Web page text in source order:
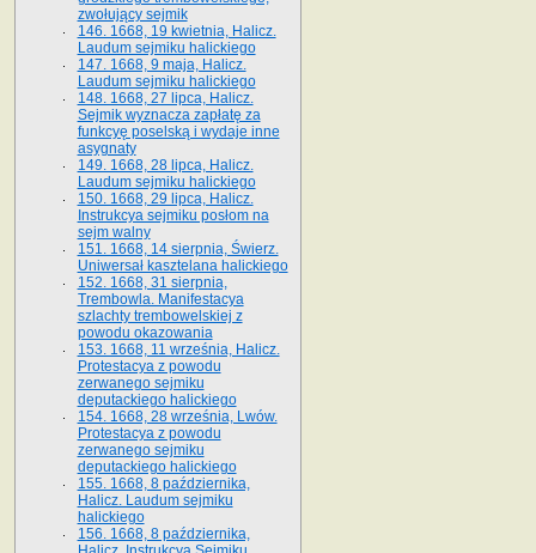
zwołujący sejmik
146. 1668, 19 kwietnia, Halicz.
Laudum sejmiku halickiego
147. 1668, 9 maja, Halicz.
Laudum sejmiku halickiego
148. 1668, 27 lipca, Halicz.
Sejmik wyznacza zapłatę za
funkcyę poselską i wydaje inne
asygnaty
149. 1668, 28 lipca, Halicz.
Laudum sejmiku halickiego
150. 1668, 29 lipca, Halicz.
Instrukcya sejmiku posłom na
sejm walny
151. 1668, 14 sierpnia, Świerz.
Uniwersał kasztelana halickiego
152. 1668, 31 sierpnia,
Trembowla. Manifestacya
szlachty trembowelskiej z
powodu okazowania
153. 1668, 11 września, Halicz.
Protestacya z powodu
zerwanego sejmiku
deputackiego halickiego
154. 1668, 28 września, Lwów.
Protestacya z powodu
zerwanego sejmiku
deputackiego halickiego
155. 1668, 8 października,
Halicz. Laudum sejmiku
halickiego
156. 1668, 8 października,